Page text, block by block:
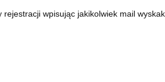
rejestracji wpisując jakikolwiek mail